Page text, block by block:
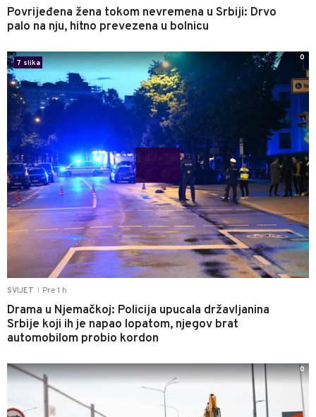
Povrijeđena žena tokom nevremena u Srbiji: Drvo
palo na nju, hitno prevezena u bolnicu
SVIJET Pre 1 h
Drama u Njemačkoj: Policija upucala državljanina
Srbije koji ih je napao lopatom, njegov brat
automobilom probio kordon
7 slika
0
0